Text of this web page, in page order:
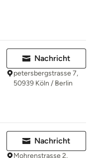
Nachricht
petersbergstrasse 7,
50939 Köln / Berlin
Nachricht
Mohrenstrasse 2,